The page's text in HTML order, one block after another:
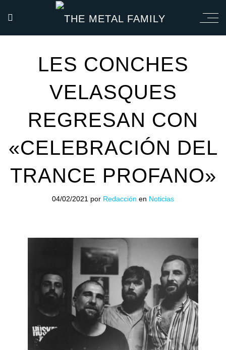
LES CONCHES
VELASQUES
REGRESAN CON
«CELEBRACIÓN DEL
TRANCE PROFANO»
04/02/2021 por Redacción en Noticias